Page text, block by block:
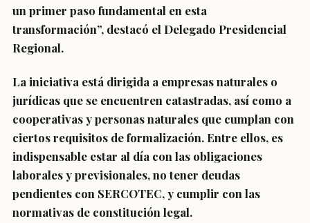
un primer paso fundamental en esta
transformación”, destacó el Delegado Presidencial
Regional.
La iniciativa está dirigida a empresas naturales o
jurídicas que se encuentren catastradas, así como a
cooperativas y personas naturales que cumplan con
ciertos requisitos de formalización. Entre ellos, es
indispensable estar al día con las obligaciones
laborales y previsionales, no tener deudas
pendientes con SERCOTEC, y cumplir con las
normativas de constitución legal.